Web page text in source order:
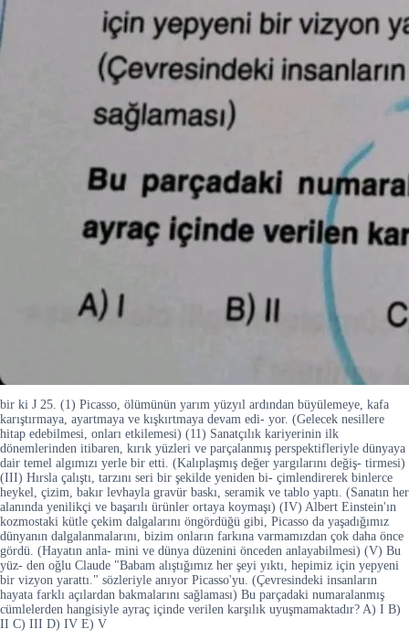
bir ki J 25. (1) Picasso, ölümünün yarım yüzyıl ardından büyülemeye, kafa
karıştırmaya, ayartmaya ve kışkırtmaya devam edi- yor. (Gelecek nesillere
hitap edebilmesi, onları etkilemesi) (11) Sanatçılık kariyerinin ilk
dönemlerinden itibaren, kırık yüzleri ve parçalanmış perspektifleriyle dünyaya
dair temel algımızı yerle bir etti. (Kalıplaşmış değer yargılarını değiş- tirmesi)
(III) Hırsla çalıştı, tarzını seri bir şekilde yeniden bi- çimlendirerek binlerce
heykel, çizim, bakır levhayla gravür baskı, seramik ve tablo yaptı. (Sanatın her
alanında yenilikçi ve başarılı ürünler ortaya koymaşı) (IV) Albert Einstein'ın
kozmostaki kütle çekim dalgalarını öngördüğü gibi, Picasso da yaşadığımız
dünyanın dalgalanmalarını, bizim onların farkına varmamızdan çok daha önce
gördü. (Hayatın anla- mini ve dünya düzenini önceden anlayabilmesi) (V) Bu
yüz- den oğlu Claude "Babam alıştığımız her şeyi yıktı, hepimiz için yepyeni
bir vizyon yarattı." sözleriyle anıyor Picasso'yu. (Çevresindeki insanların
hayata farklı açılardan bakmalarını sağlaması) Bu parçadaki numaralanmış
cümlelerden hangisiyle ayraç içinde verilen karşılık uyuşmamaktadır? A) I B)
II C) III D) IV E) V